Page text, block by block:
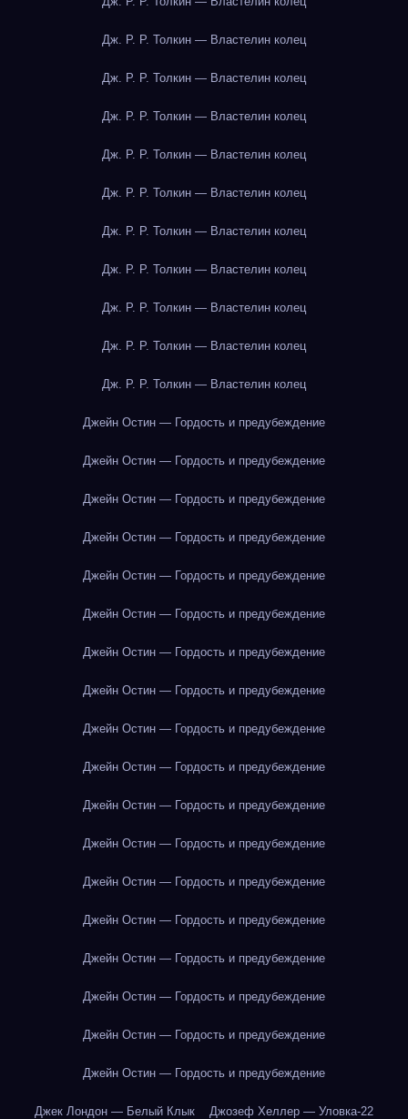
Дж. Р. Р. Толкин — Властелин колец
Дж. Р. Р. Толкин — Властелин колец
Дж. Р. Р. Толкин — Властелин колец
Дж. Р. Р. Толкин — Властелин колец
Дж. Р. Р. Толкин — Властелин колец
Дж. Р. Р. Толкин — Властелин колец
Дж. Р. Р. Толкин — Властелин колец
Дж. Р. Р. Толкин — Властелин колец
Дж. Р. Р. Толкин — Властелин колец
Дж. Р. Р. Толкин — Властелин колец
Джейн Остин — Гордость и предубеждение
Джейн Остин — Гордость и предубеждение
Джейн Остин — Гордость и предубеждение
Джейн Остин — Гордость и предубеждение
Джейн Остин — Гордость и предубеждение
Джейн Остин — Гордость и предубеждение
Джейн Остин — Гордость и предубеждение
Джейн Остин — Гордость и предубеждение
Джейн Остин — Гордость и предубеждение
Джейн Остин — Гордость и предубеждение
Джейн Остин — Гордость и предубеждение
Джейн Остин — Гордость и предубеждение
Джейн Остин — Гордость и предубеждение
Джейн Остин — Гордость и предубеждение
Джейн Остин — Гордость и предубеждение
Джейн Остин — Гордость и предубеждение
Джейн Остин — Гордость и предубеждение
Джейн Остин — Гордость и предубеждение
Джек Лондон — Белый Клык Джозеф Хеллер — Уловка-22